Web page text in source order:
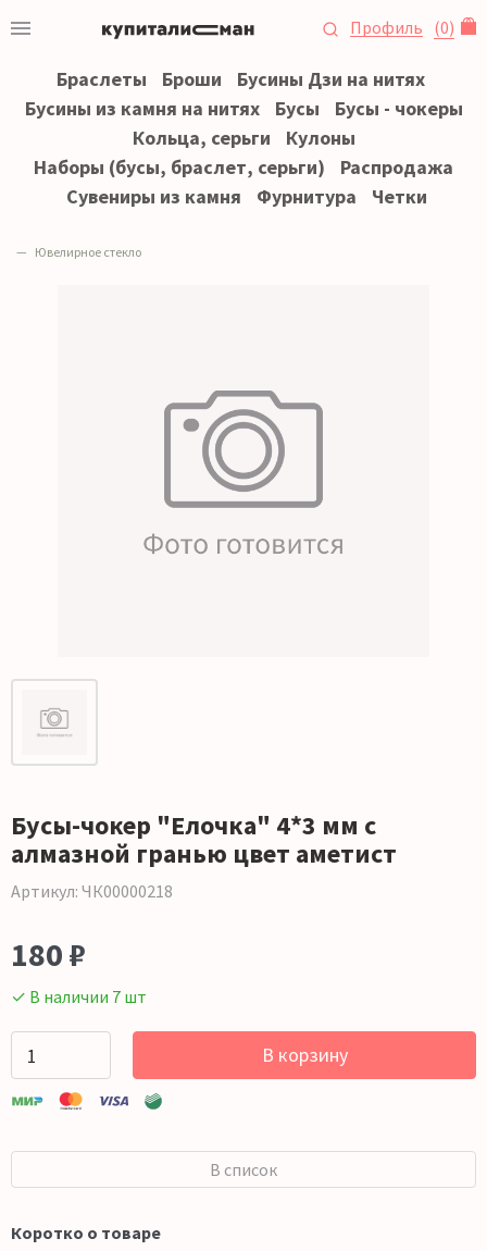
Профиль (0)
Браслеты Броши
Бусины Дзи на нитях
Бусины из камня на нитях
Бусы
Бусы - чокеры
Кольца, серьги
Кулоны
Наборы (бусы, браслет, серьги)
Распродажа
Сувениры из камня
Фурнитура Четки
Ювелирное стекло
Бусы-чокер "Елочка" 4*3 мм с
алмазной гранью цвет аметист
Артикул: ЧК00000218
180 ₽
✓ В наличии 7 шт
В корзину
В список
Коротко о товаре